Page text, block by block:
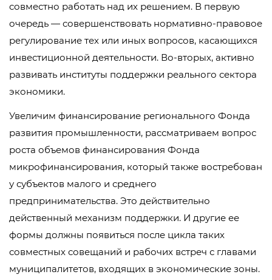
совместно работать над их решением. В первую
очередь — совершенствовать нормативно-правовое
регулирование тех или иных вопросов, касающихся
инвестиционной деятельности. Во-вторых, активно
развивать институты поддержки реального сектора
экономики.
Увеличим финансирование регионального Фонда
развития промышленности, рассматриваем вопрос
роста объемов финансирования Фонда
микрофинансирования, который также востребован
у субъектов малого и среднего
предпринимательства. Это действительно
действенный механизм поддержки. И другие ее
формы должны появиться после цикла таких
совместных совещаний и рабочих встреч с главами
муниципалитетов, входящих в экономические зоны.